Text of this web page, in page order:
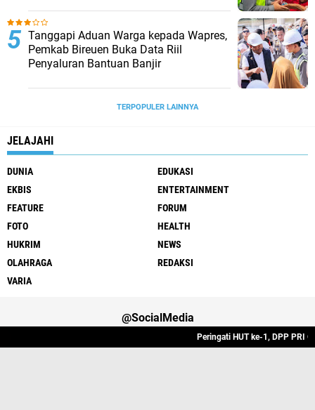
Tanggapi Aduan Warga kepada Wapres,
Pemkab Bireuen Buka Data Riil
Penyaluran Bantuan Banjir
TERPOPULER LAINNYA
JELAJAHI
DUNIA
EDUKASI
EKBIS
ENTERTAINMENT
FEATURE
FORUM
FOTO
HEALTH
HUKRIM
NEWS
OLAHRAGA
REDAKSI
VARIA
@SocialMedia
Peringati HUT ke-1, DPP PRI